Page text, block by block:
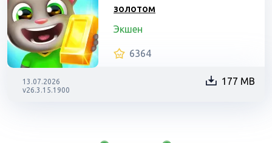
золотом
Экшен
6364
13.07.2026
v26.3.15.1900
177 MB